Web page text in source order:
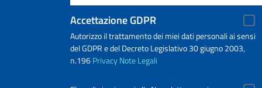
Accettazione GDPR
Autorizzo il trattamento dei miei dati personali ai sensi
del GDPR e del Decreto Legislativo 30 giugno 2003,
n.196PrivacyNote Legali